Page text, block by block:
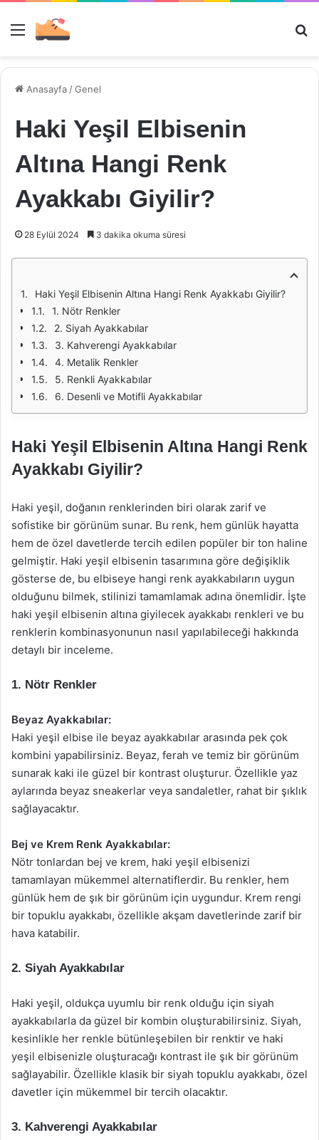
Menü
Anasayfa /Genel
Haki Yeşil Elbisenin
Altına Hangi Renk
Ayakkabı Giyilir?
28 Eylül 2024 3 dakika okuma süresi
Haki Yeşil Elbisenin Altına Hangi Renk Ayakkabı Giyilir?
1. Nötr Renkler
2. Siyah Ayakkabılar
3. Kahverengi Ayakkabılar
4. Metalik Renkler
5. Renkli Ayakkabılar
6. Desenli ve Motifli Ayakkabılar
Haki Yeşil Elbisenin Altına Hangi Renk
Ayakkabı Giyilir?
Haki yeşil, doğanın renklerinden biri olarak zarif ve
sofistike bir görünüm sunar. Bu renk, hem günlük hayatta
hem de özel davetlerde tercih edilen popüler bir ton haline
gelmiştir. Haki yeşil elbisenin tasarımına göre değişiklik
gösterse de, bu elbiseye hangi renk ayakkabıların uygun
olduğunu bilmek, stilinizi tamamlamak adına önemlidir. İşte
haki yeşil elbisenin altına giyilecek ayakkabı renkleri ve bu
renklerin kombinasyonunun nasıl yapılabileceği hakkında
detaylı bir inceleme.
1. Nötr Renkler
Beyaz Ayakkabılar:
Haki yeşil elbise ile beyaz ayakkabılar arasında pek çok
kombini yapabilirsiniz. Beyaz, ferah ve temiz bir görünüm
sunarak kaki ile güzel bir kontrast oluşturur. Özellikle yaz
aylarında beyaz sneakerlar veya sandaletler, rahat bir şıklık
sağlayacaktır.
Bej ve Krem Renk Ayakkabılar:
Nötr tonlardan bej ve krem, haki yeşil elbisenizi
tamamlayan mükemmel alternatiflerdir. Bu renkler, hem
günlük hem de şık bir görünüm için uygundur. Krem rengi
bir topuklu ayakkabı, özellikle akşam davetlerinde zarif bir
hava katabilir.
2. Siyah Ayakkabılar
Haki yeşil, oldukça uyumlu bir renk olduğu için siyah
ayakkabılarla da güzel bir kombin oluşturabilirsiniz. Siyah,
kesinlikle her renkle bütünleşebilen bir renktir ve haki
yeşil elbisenizle oluşturacağı kontrast ile şık bir görünüm
sağlayabilir. Özellikle klasik bir siyah topuklu ayakkabı, özel
davetler için mükemmel bir tercih olacaktır.
3. Kahverengi Ayakkabılar